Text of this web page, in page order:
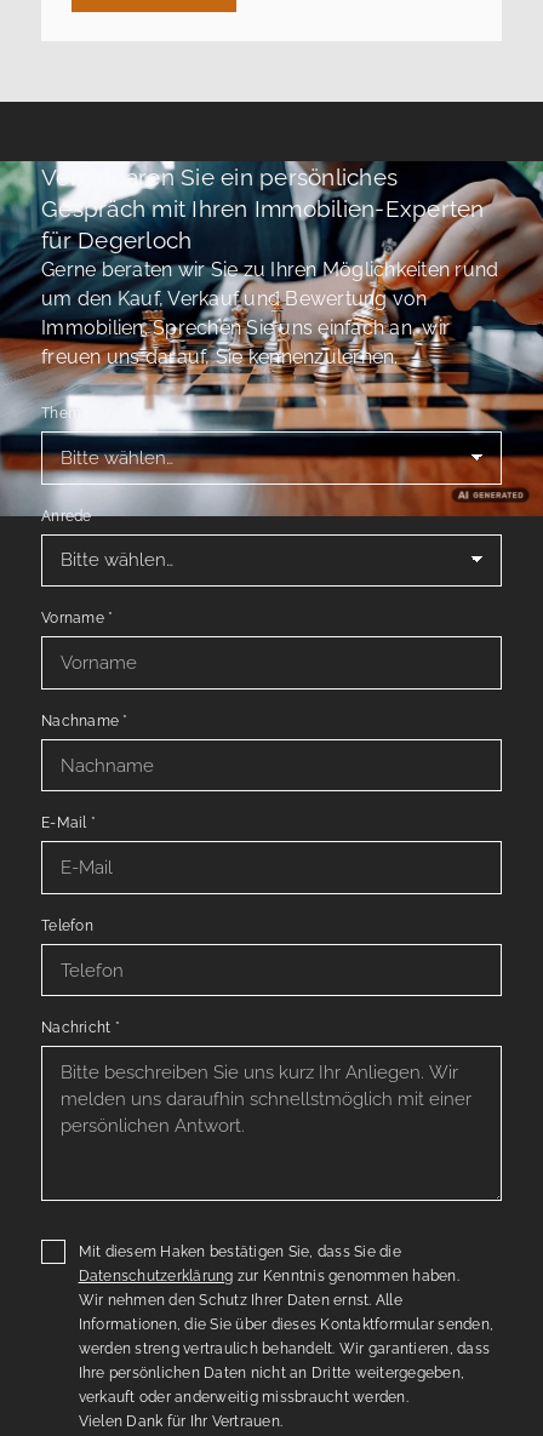
Vereinbaren Sie ein persönliches
Gespräch mit Ihren Immobilien-Experten
für Degerloch
Gerne beraten wir Sie zu Ihren Möglichkeiten rund
um den Kauf, Verkauf und Bewertung von
Immobilien. Sprechen Sie uns einfach an, wir
freuen uns darauf, Sie kennenzulernen.
Thema
Anrede
Vorname *
Nachname *
E-Mail *
Telefon
Nachricht *
Mit diesem Haken bestätigen Sie, dass Sie die
Datenschutzerklärung zur Kenntnis genommen haben.
Wir nehmen den Schutz Ihrer Daten ernst. Alle
Informationen, die Sie über dieses Kontaktformular senden,
werden streng vertraulich behandelt. Wir garantieren, dass
Ihre persönlichen Daten nicht an Dritte weitergegeben,
verkauft oder anderweitig missbraucht werden.
Vielen Dank für Ihr Vertrauen.